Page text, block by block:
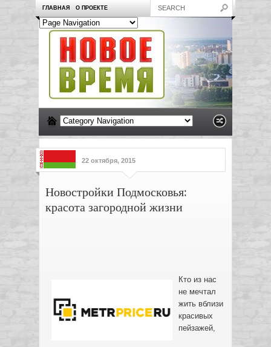
ГЛАВНАЯ О ПРОЕКТЕ
22 октября, 2015
Новостройки Подмосковья:
красота загородной жизни
Кто из нас
не мечтал
жить вблизи
красивых
пейзажей,